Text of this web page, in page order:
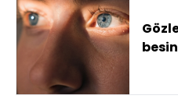
besin